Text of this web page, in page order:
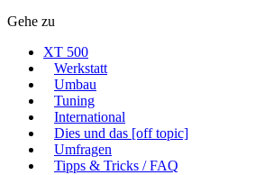
Gehe zu
XT 500
Werkstatt
Umbau
Tuning
International
Dies und das [off topic]
Umfragen
Tipps & Tricks / FAQ